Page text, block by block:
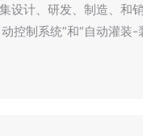
设计、研发、制造、和
控制系统”和“自动灌装